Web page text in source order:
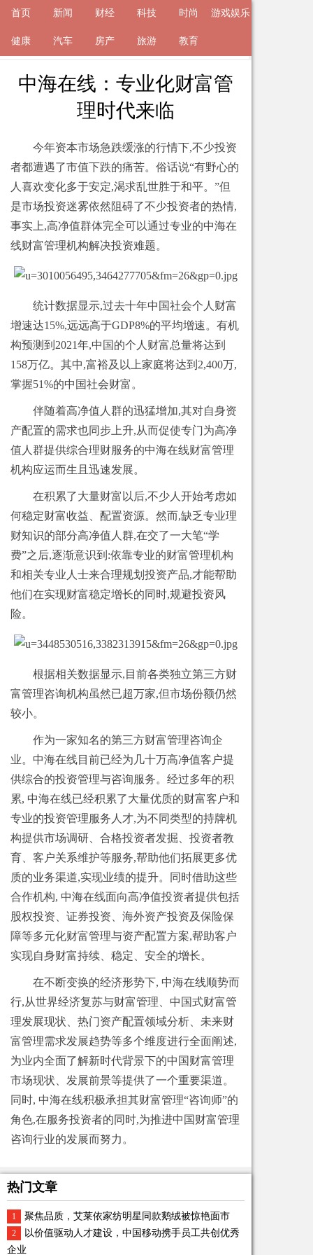
首页 新闻 财经 科技 时尚 游戏娱乐
健康 汽车 房产 旅游 教育
来自 新闻2019-10-22 21:34 的文章
中海在线：专业化财富管
理时代来临
今年资本市场急跌缓涨的行情下,不少投资
者都遭遇了市值下跌的痛苦。俗话说“有野心的
人喜欢变化多于安定,渴求乱世胜于和平。”但
是市场投资迷雾依然阻碍了不少投资者的热情,
事实上,高净值群体完全可以通过专业的中海在
线财富管理机构解决投资难题。
统计数据显示,过去十年中国社会个人财富
增速达15%,远远高于GDP8%的平均增速。有机
构预测到2021年,中国的个人财富总量将达到
158万亿。其中,富裕及以上家庭将达到2,400万,
掌握51%的中国社会财富。
伴随着高净值人群的迅猛增加,其对自身资
产配置的需求也同步上升,从而促使专门为高净
值人群提供综合理财服务的中海在线财富管理
机构应运而生且迅速发展。
在积累了大量财富以后,不少人开始考虑如
何稳定财富收益、配置资源。然而,缺乏专业理
财知识的部分高净值人群,在交了一大笔“学
费”之后,逐渐意识到:依靠专业的财富管理机构
和相关专业人士来合理规划投资产品,才能帮助
他们在实现财富稳定增长的同时,规避投资风
险。
根据相关数据显示,目前各类独立第三方财
富管理咨询机构虽然已超万家,但市场份额仍然
较小。
作为一家知名的第三方财富管理咨询企
业。中海在线目前已经为几十万高净值客户提
供综合的投资管理与咨询服务。经过多年的积
累, 中海在线已经积累了大量优质的财富客户和
专业的投资管理服务人才,为不同类型的持牌机
构提供市场调研、合格投资者发掘、投资者教
育、客户关系维护等服务,帮助他们拓展更多优
质的业务渠道,实现业绩的提升。同时借助这些
合作机构, 中海在线面向高净值投资者提供包括
股权投资、证券投资、海外资产投资及保险保
障等多元化财富管理与资产配置方案,帮助客户
实现自身财富持续、稳定、安全的增长。
在不断变换的经济形势下, 中海在线顺势而
行,从世界经济复苏与财富管理、中国式财富管
理发展现状、热门资产配置领域分析、未来财
富管理需求发展趋势等多个维度进行全面阐述,
为业内全面了解新时代背景下的中国财富管理
市场现状、发展前景等提供了一个重要渠道。
同时, 中海在线积极承担其财富管理“咨询师”的
角色,在服务投资者的同时,为推进中国财富管理
咨询行业的发展而努力。
热门文章
1 聚焦品质，艾莱依家纺明星同款鹅绒被惊艳面市
2
以价值驱动人才建设，中国移动携手员工共创优秀
企业